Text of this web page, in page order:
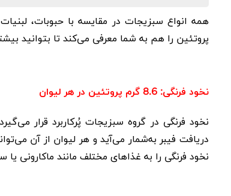
همه انواع سبزیجات در مقایسه با حبوبات،
پروتئین را هم به شما معرفی می‌کند تا بتوانید
نخود فرنگی: 8.6 گرم پروتئین در هر لیوان
نخود فرنگی در گروه سبزیجات پُرکاربرد قرار
نخود فرنگی را به غذاهای مختلف مانند ماکارونی